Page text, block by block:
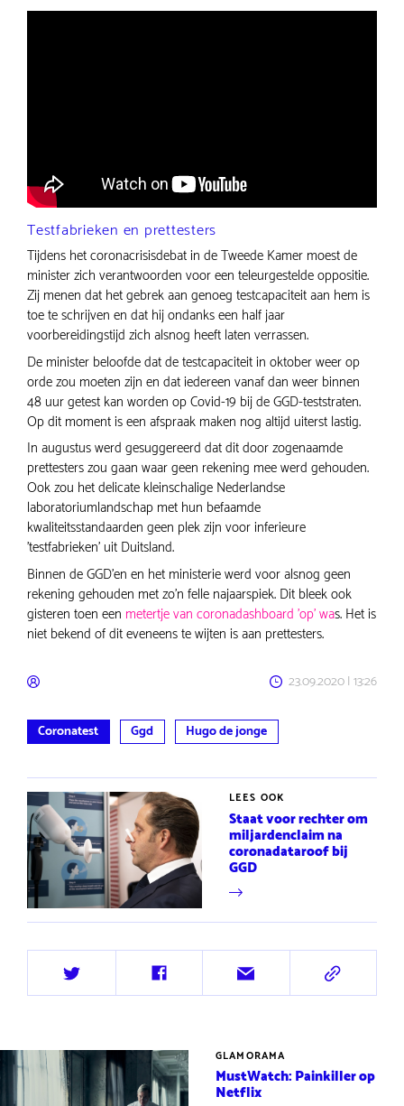
Testfabrieken en prettesters
Tijdens het coronacrisisdebat in de Tweede Kamer moest de
minister zich verantwoorden voor een teleurgestelde oppositie.
Zij menen dat het gebrek aan genoeg testcapaciteit aan hem is
toe te schrijven en dat hij ondanks een half jaar
voorbereidingstijd zich alsnog heeft laten verrassen.
De minister beloofde dat de testcapaciteit in oktober weer op
orde zou moeten zijn en dat iedereen vanaf dan weer binnen
48 uur getest kan worden op Covid-19 bij de GGD-teststraten.
Op dit moment is een afspraak maken nog altijd uiterst lastig.
In augustus werd gesuggereerd dat dit door zogenaamde
prettesters zou gaan waar geen rekening mee werd gehouden.
Ook zou het delicate kleinschalige Nederlandse
laboratoriumlandschap met hun befaamde
kwaliteitsstandaarden geen plek zijn voor inferieure
'testfabrieken' uit Duitsland.
Binnen de GGD'en en het ministerie werd voor alsnog geen
rekening gehouden met zo'n felle najaarspiek. Dit bleek ook
gisteren toen een metertje van coronadashboard 'op' was. Het is
niet bekend of dit eveneens te wijten is aan prettesters.
23.09.2020 | 13:26
Coronatest Ggd Hugo de jonge
LEES OOK
Staat voor rechter om
miljardenclaim na
coronadataroof bij
GGD
Deel
op
Deel
op
Deel
via
Deel
via
GLAMORAMA
MustWatch: Painkiller op
Netflix